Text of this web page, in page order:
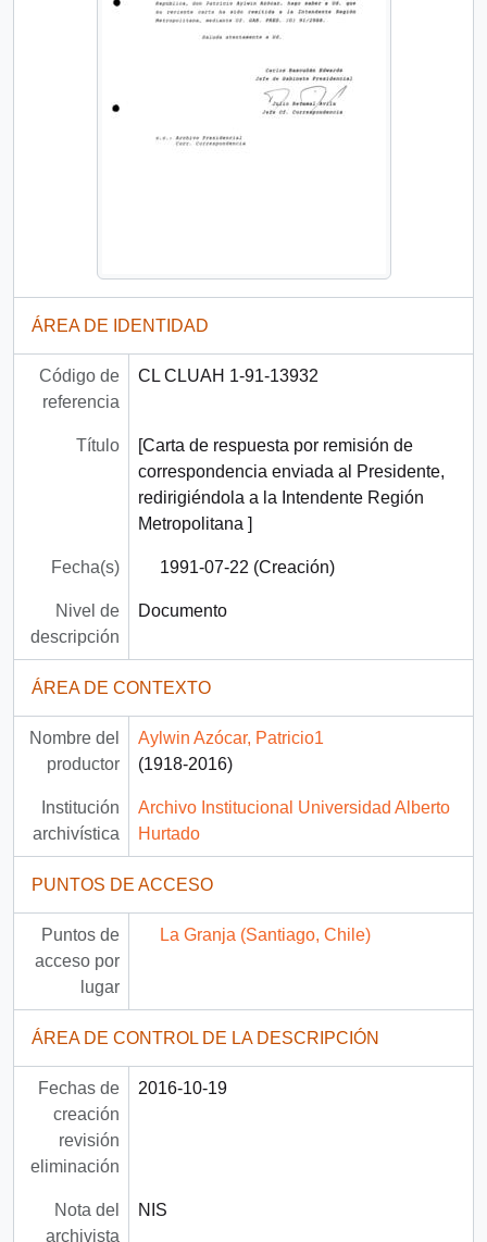
ÁREA DE IDENTIDAD
Código de
referencia
CL CLUAH 1-91-13932
Título
[Carta de respuesta por remisión de
correspondencia enviada al Presidente,
redirigiéndola a la Intendente Región
Metropolitana ]
Fecha(s) 1991-07-22 (Creación)
Nivel de
descripción
Documento
ÁREA DE CONTEXTO
Nombre del
productor
Aylwin Azócar, Patricio1
(1918-2016)
Institución
archivística
Archivo Institucional Universidad Alberto
Hurtado
PUNTOS DE ACCESO
Puntos de
acceso por
lugar
La Granja (Santiago, Chile)
ÁREA DE CONTROL DE LA DESCRIPCIÓN
Fechas de
creación
revisión
eliminación
2016-10-19
Nota del
archivista
NIS